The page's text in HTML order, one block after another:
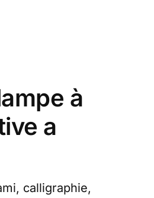
à
a
calligraphie,